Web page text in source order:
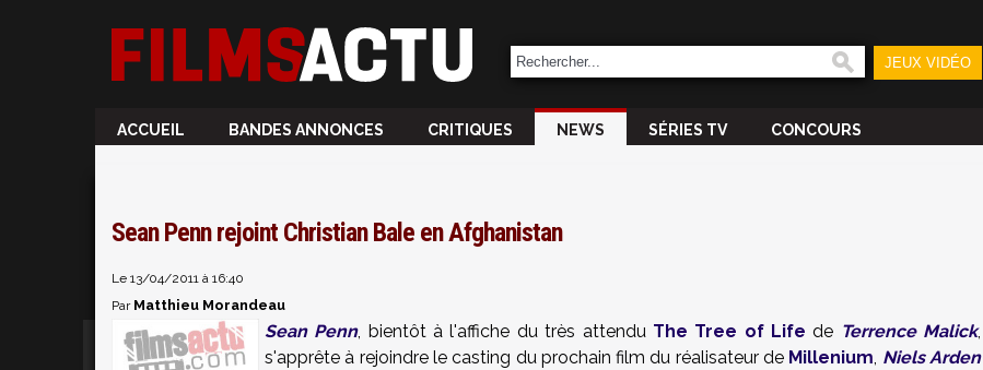
JEUX VIDÉO
ACCUEIL BANDES ANNONCES CRITIQUES NEWS SÉRIES TV CONCOURS
Sean Penn rejoint Christian Bale en Afghanistan
Le 13/04/2011 à 16:40
Par Matthieu Morandeau
Sean Penn, bientôt à l'affiche du très attendu The Tree of Life de Terrence Malick,
s'apprête à rejoindre le casting du prochain film du réalisateur de Millenium, Niels Arden